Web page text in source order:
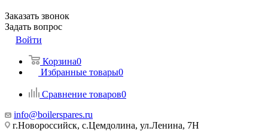
Заказать звонок
Задать вопрос
Войти
Корзина0
Избранные товары0
Сравнение товаров0
info@boilerspares.ru
г.Новороссийск, с.Цемдолина, ул.Ленина, 7Н